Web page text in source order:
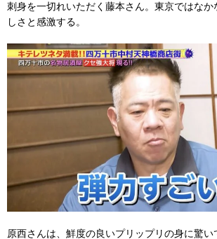
刺身を一切れいただく藤本さん。東京ではな
しさと感激する。
原西さんは、鮮度の良いプリップリの身に驚い